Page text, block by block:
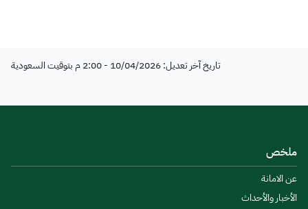
تاريخ آخر تعديل: 10/04/2026 - 2:00 م بتوقيت السعودية
ملخص
عن الامانة
الأخبار والأحداث